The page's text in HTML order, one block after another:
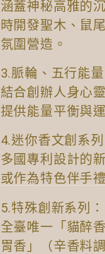
涵蓋神秘高雅的
時開發聖木、鼠
氛圍營造。
3.脈輪、五行能量
結合創辦人身心
提供能量平衡與
4.迷你香文創系列
多國專利設計的
或作為特色伴手禮
5.特殊創新系列：
全臺唯一「貓醉
胃香」（辛香料